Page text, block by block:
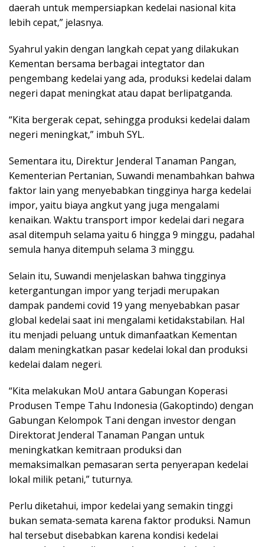
daerah untuk mempersiapkan kedelai nasional kita
lebih cepat,” jelasnya.
Syahrul yakin dengan langkah cepat yang dilakukan
Kementan bersama berbagai integtator dan
pengembang kedelai yang ada, produksi kedelai dalam
negeri dapat meningkat atau dapat berlipatganda.
“Kita bergerak cepat, sehingga produksi kedelai dalam
negeri meningkat,” imbuh SYL.
Sementara itu, Direktur Jenderal Tanaman Pangan,
Kementerian Pertanian, Suwandi menambahkan bahwa
faktor lain yang menyebabkan tingginya harga kedelai
impor, yaitu biaya angkut yang juga mengalami
kenaikan. Waktu transport impor kedelai dari negara
asal ditempuh selama yaitu 6 hingga 9 minggu, padahal
semula hanya ditempuh selama 3 minggu.
Selain itu, Suwandi menjelaskan bahwa tingginya
ketergantungan impor yang terjadi merupakan
dampak pandemi covid 19 yang menyebabkan pasar
global kedelai saat ini mengalami ketidakstabilan. Hal
itu menjadi peluang untuk dimanfaatkan Kementan
dalam meningkatkan pasar kedelai lokal dan produksi
kedelai dalam negeri.
“Kita melakukan MoU antara Gabungan Koperasi
Produsen Tempe Tahu Indonesia (Gakoptindo) dengan
Gabungan Kelompok Tani dengan investor dengan
Direktorat Jenderal Tanaman Pangan untuk
meningkatkan kemitraan produksi dan
memaksimalkan pemasaran serta penyerapan kedelai
lokal milik petani,” tuturnya.
Perlu diketahui, impor kedelai yang semakin tinggi
bukan semata-semata karena faktor produksi. Namun
hal tersebut disebabkan karena kondisi kedelai